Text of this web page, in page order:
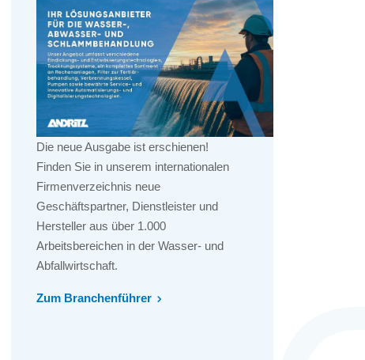
Die neue Ausgabe ist erschienen!
Finden Sie in unserem internationalen
Firmenverzeichnis neue
Geschäftspartner, Dienstleister und
Hersteller aus über 1.000
Arbeitsbereichen in der Wasser- und
Abfallwirtschaft.
Zum Branchenführer